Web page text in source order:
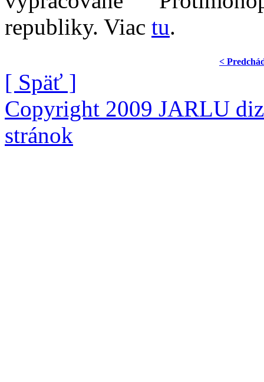
republiky. Viac tu.
<
[ Späť ]
Copyright 2009 JARLU
stránok